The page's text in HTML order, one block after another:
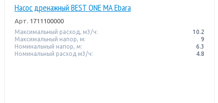
Насос дренажный BEST ONE MA Ebara
Арт. 1711100000
Максимальный расход, м3/ч:
10.2
Максимальный напор, м:
9
Номинальный напор, м:
6.3
Номинальный расход м3/ч:
4.8